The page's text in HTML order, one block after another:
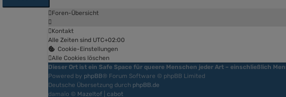
Foren-Übersicht
Kontakt
Alle Zeiten sind UTC+02:00
Cookie-Einstellungen
Alle Cookies löschen
Dieser Ort ist ein Safe Space für queere Menschen jeder Art – einschließlich
Powered by phpBB® Forum Software © phpBB Limited
Deutsche Übersetzung durch phpBB.de
damaïo © Mazeltof cabot